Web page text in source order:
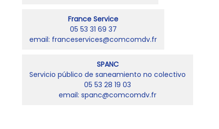
France Service
05 53 31 69 37
email: franceservices@comcomdv.fr
SPANC
Servicio público de saneamiento no colectivo
05 53 28 19 03
email: spanc@comcomdv.fr